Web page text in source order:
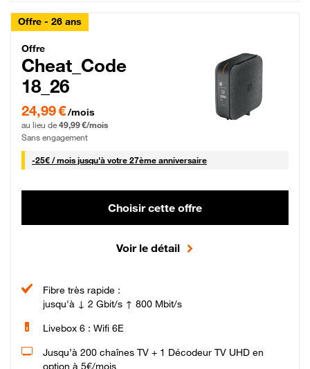
Offre - 26 ans
Cheat_Code Fibre_18_26
Offre
Cheat_Code
18_26
24,99 € par mois pendant 0 mois puis 49,99 € par mois, Sans engagement
24,99 €/mois
au lieu de 49,99 €/mois
Sans engagement
-25€ / mois25 € par mois
jusqu'à votre 27ème anniversaire
Choisir cette offre
Voir le détail
Fibre très rapide :
jusqu'à ↓ 2 Gbit/s ↑ 800 Mbit/s
Livebox 6 : Wifi 6E
Jusqu’à 200 chaînes TV + 1 Décodeur TV UHD en
option à 5€/mois